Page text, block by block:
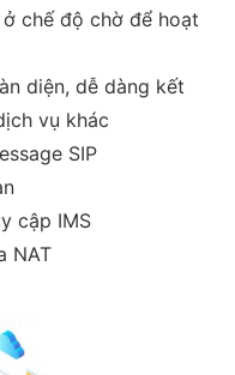
chế độ chờ để hoạt
diện, dễ dàng kết
vụ khác
SIP
cập IMS
NAT